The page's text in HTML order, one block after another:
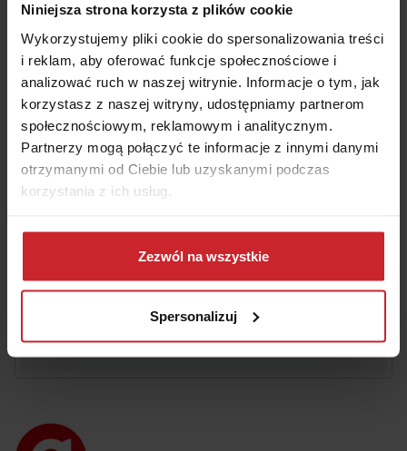
Niniejsza strona korzysta z plików cookie
Wykorzystujemy pliki cookie do spersonalizowania treści
i reklam, aby oferować funkcje społecznościowe i
analizować ruch w naszej witrynie. Informacje o tym, jak
korzystasz z naszej witryny, udostępniamy partnerom
społecznościowym, reklamowym i analitycznym.
Partnerzy mogą połączyć te informacje z innymi danymi
otrzymanymi od Ciebie lub uzyskanymi podczas
korzystania z ich usług.
Dowiedz się więcej na temat tego, kim jesteśmy, jak
można się z nami skontaktować i w jaki sposób
przetwarzamy dane osobowe w ramachPolityki
Zezwól na wszystkie
Spersonalizuj
Data urodzenia właściciela pojazdu